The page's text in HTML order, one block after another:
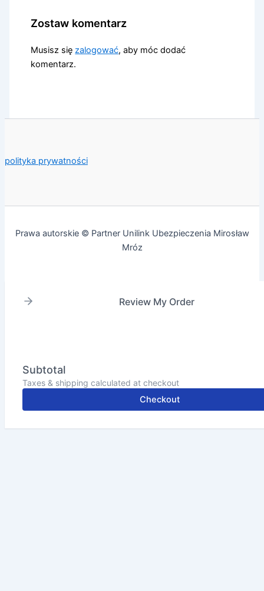
Zostaw komentarz
Musisz sięzalogować, aby móc dodać
komentarz.
polityka prywatności
Prawa autorskie © Partner Unilink Ubezpieczenia Mirosław
Mróz
Review My Order
Subtotal
Taxes & shipping calculated at checkout
Checkout